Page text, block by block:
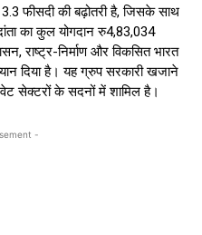
फीसदी की बढ़ोतरी है, जिसके साथ
का कुल योगदान रु4,83,034
राष्ट्र-निर्माण और विकसित भारत
दिया है। यह ग्रुप सरकारी खजाने
सेक्टरों के सदनों में शामिल है।
-